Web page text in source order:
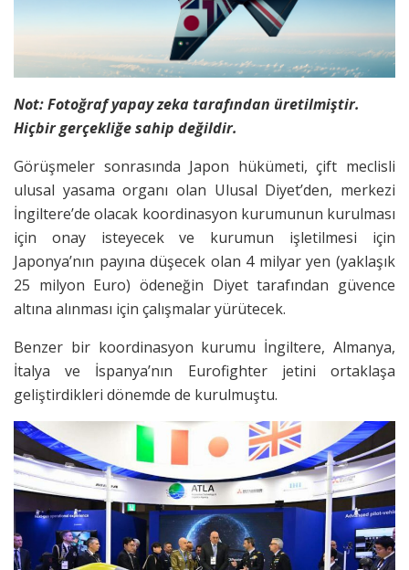
Not: Fotoğraf yapay zeka tarafından üretilmiştir.
Hiçbir gerçekliğe sahip değildir.
Görüşmeler sonrasında Japon hükümeti, çift meclisli
ulusal yasama organı olan Ulusal Diyet’den, merkezi
İngiltere’de olacak koordinasyon kurumunun kurulması
için onay isteyecek ve kurumun işletilmesi için
Japonya’nın payına düşecek olan 4 milyar yen (yaklaşık
25 milyon Euro) ödeneğin Diyet tarafından güvence
altına alınması için çalışmalar yürütecek.
Benzer bir koordinasyon kurumu İngiltere, Almanya,
İtalya ve İspanya’nın Eurofighter jetini ortaklaşa
geliştirdikleri dönemde de kurulmuştu.